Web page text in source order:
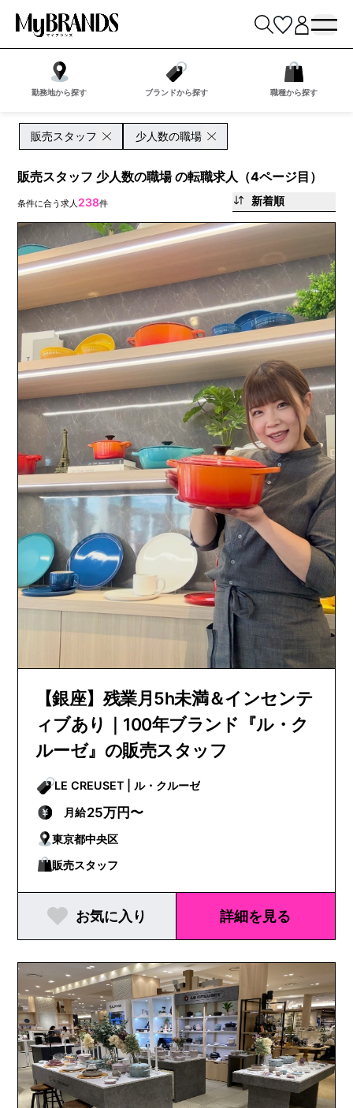
勤務地から探す ブランドから探す 職種から探す
販売スタッフ 少人数の職場
販売スタッフ 少人数の職場 の転職求人（4ページ目）
条件に合う求人 238件 新着順
【銀座】残業月5h未満＆インセンテ
ィブあり｜100年ブランド『ル・ク
ルーゼ』の販売スタッフ
LE CREUSET | ル・クルーゼ
月給25万円〜
東京都中央区
販売スタッフ
お気に入り 詳細を見る